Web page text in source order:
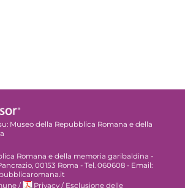
Museo della Repubblica Romana e della
Romana e della memoria garibaldina -
00153 Roma - Tel. 060608 - Email:
/ Privacy / Esclusione delle